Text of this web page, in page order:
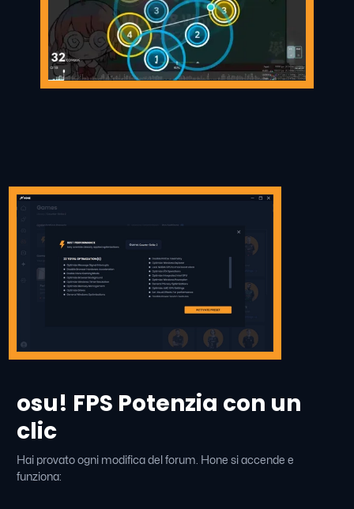
osu! FPS Potenzia con un
clic
Hai provato ogni modifica del forum. Hone si accende e
funziona: